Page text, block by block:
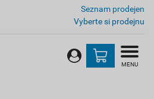
Seznam prodejen
Vyberte si prodejnu
MENU